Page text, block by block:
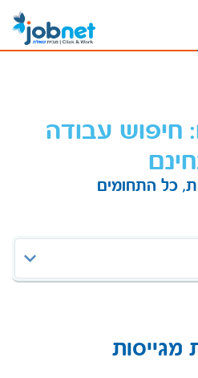
חיפוש עבודה
כל התחומים
מגייסות